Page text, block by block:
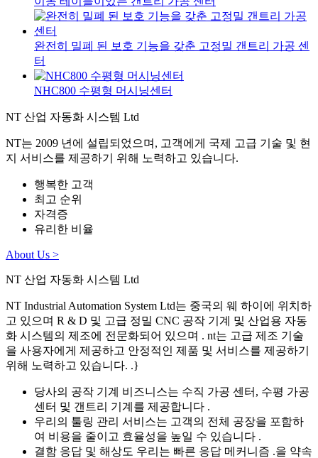
완전히 밀폐 된 보호 기능을 갖춘 고정밀 갠트리 가공 센
터
NHC800 수평형 머시닝센터
NT 산업 자동화 시스템 Ltd
NT는 2009 년에 설립되었으며, 고객에게 국제 고급 기술 및 현
지 서비스를 제공하기 위해 노력하고 있습니다.
행복한 고객
최고 순위
자격증
유리한 비율
About Us >
NT 산업 자동화 시스템 Ltd
NT Industrial Automation System Ltd는 중국의 웨 하이에 위치하
고 있으며 R & D 및 고급 정밀 CNC 공작 기계 및 산업용 자동
화 시스템의 제조에 전문화되어 있으며 . nt는 고급 제조 기술
을 사용자에게 제공하고 안정적인 제품 및 서비스를 제공하기
위해 노력하고 있습니다. .}
당사의 공작 기계 비즈니스는 수직 가공 센터, 수평 가공
센터 및 갠트리 기계를 제공합니다 .
우리의 툴링 관리 서비스는 고객의 전체 공장을 포함하
여 비용을 줄이고 효율성을 높일 수 있습니다 .
결함 응답 및 해상도 우리는 빠른 응답 메커니즘 .을 약속